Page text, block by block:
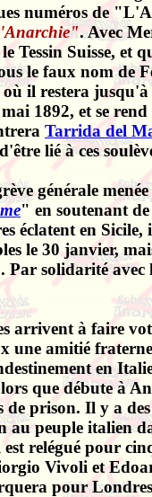
numéros de
. Avec
Tessin Suisse, et
le faux nom de
il restera
1892, et se rend
Tarrida del
lié à ces
générale
" en soutenant
éclatent en
le 30 janvier,
. Par solidarité avec
arrivent à faire
une amitié
en
que débute à
de prison. Il y a
au peuple italien
relégué pour
Vivoli et
pour